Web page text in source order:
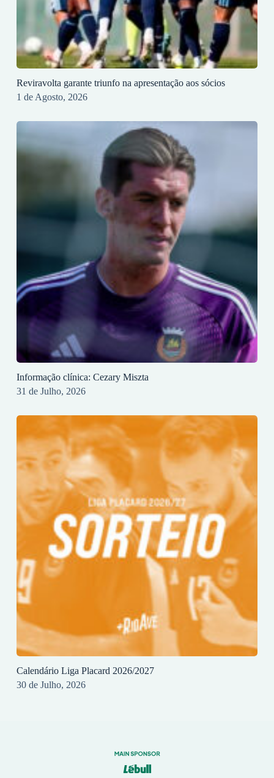
Reviravolta garante triunfo na apresentação aos sócios
1 de Agosto, 2026
Informação clínica: Cezary Miszta
31 de Julho, 2026
Calendário Liga Placard 2026/2027
30 de Julho, 2026